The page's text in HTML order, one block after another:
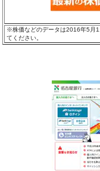
※株価などのデータは2016年5月
てください。